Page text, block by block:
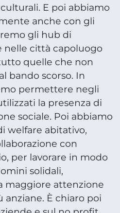
E poi abbiamo
anche con gli
gli hub di
nelle città capoluogo
quelle che non
bando scorso. In
permettere negli
la presenza di
sociale. Poi abbiamo
welfare abitativo,
con
per lavorare in modo
solidali,
maggiore attenzione
anziane. È chiaro poi